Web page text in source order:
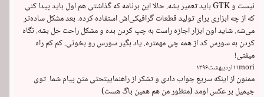
میفتی!
mori۱۱اردیبهشت۱۳۹۶